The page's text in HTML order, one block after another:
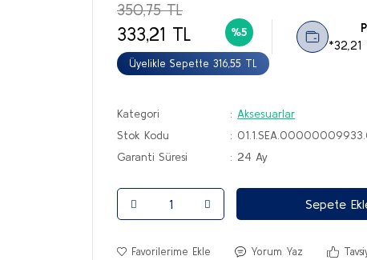
350,75 TL
333,21 TL
Üyelikle Sepette 316,55 TL
%5
*32,21
Kategori
Aksesuarlar
Stok Kodu
Garanti Süresi
24 Ay
Sepete
Yorum Yaz